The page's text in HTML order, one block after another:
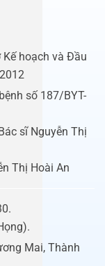
hoạch và Đầu
số 187/BYT-
sĩ Nguyễn Thị
Thị Hoài An
Mai, Thành